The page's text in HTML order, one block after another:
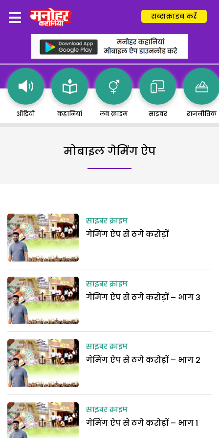
सब्सक्राइब करें
ऑडियो कहानियां लव क्राइम साइबर राजनीतिक
मोबाइल गेमिंग ऐप
साइबर क्राइम
गेमिंग ऐप से ठगे करोड़ों
साइबर क्राइम
गेमिंग ऐप से ठगे करोड़ों – भाग 3
साइबर क्राइम
गेमिंग ऐप से ठगे करोड़ों – भाग 2
साइबर क्राइम
गेमिंग ऐप से ठगे करोड़ों – भाग 1